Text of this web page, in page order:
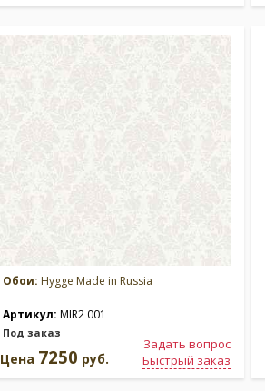
Обои: Hygge Made in Russia
Артикул: MIR2 001
Под заказ
Задать вопрос
Быстрый заказ
Цена 7250 руб.